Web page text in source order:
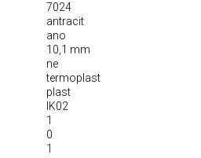
7024
antracit
ano
10,1 mm
ne
termoplast
plast
IK02
1
0
1